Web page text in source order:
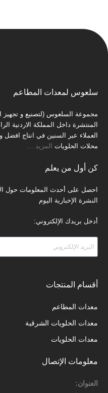
سلعوس لمعدات المطاعم
مجموعة السلعوس (لتصنيع و تجهيز
المنتشرة داخل المملكة الاردنية
العملاء عبر السنين في انتاج
محلات الحلويات المزيد
كن أول من يعلم
احصل على أحدث المعلومات حول
النشرة الإخبارية اليوم
أدخل بريدك الإلكتروني:
أقسام المنتجات
معدات المطاعم
معدات الحلويات الشرقية
معدات الحلويات
معلومات الإتصال
العنوان: